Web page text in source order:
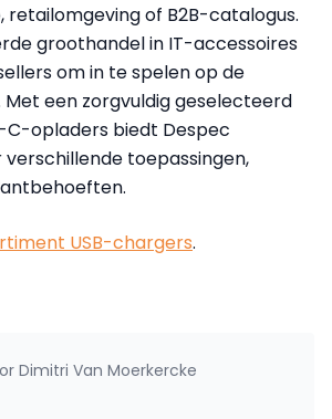
retailomgeving of B2B-catalogus.
groothandel in IT-accessoires
om in te spelen op de
een zorgvuldig geselecteerd
C-opladers biedt Despec
toepassingen,
USB-chargers.
Dimitri Van Moerkercke